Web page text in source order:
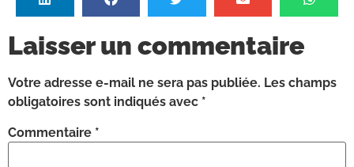
Laisser un commentaire
Votre adresse e-mail ne sera pas publiée. Les champs
obligatoires sont indiqués avec *
Commentaire *